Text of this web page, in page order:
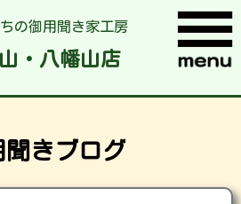
の御用聞き家工房
・八幡山店
聞きブログ